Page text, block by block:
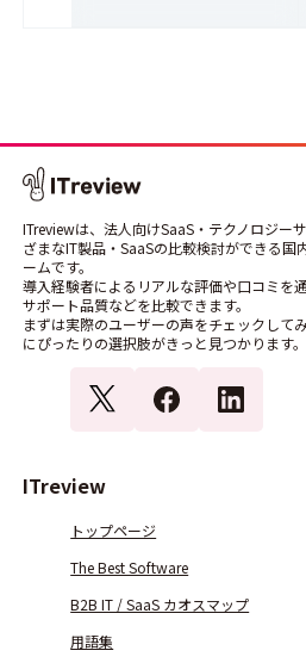
ITreviewは、法人向けSaaS・テクノロジー
ざまなIT製品・SaaSの比較検討ができる国
ームです。
導入経験者によるリアルな評価や口コミを
サポート品質などを比較できます。
まずは実際のユーザーの声をチェックして
にぴったりの選択肢がきっと見つかります。
ITreview
トップページ
The Best Software
B2B IT / SaaS カオスマップ
用語集